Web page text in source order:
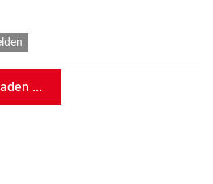
...